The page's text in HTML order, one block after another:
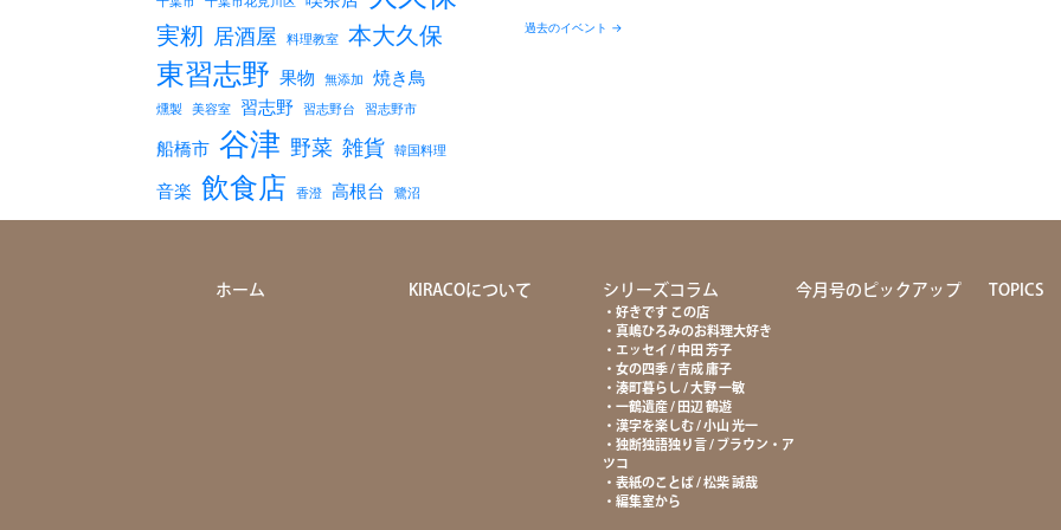
過去のイベント →
実籾 居酒屋 料理教室 本大久保
東習志野 果物 無添加 焼き鳥
燻製 美容室 習志野 習志野台 習志野市
船橋市 谷津 野菜 雑貨 韓国料理
音楽 飲食店 香澄 高根台 鷺沼
ホーム KIRACOについて シリーズコラム
好きです この店
真嶋ひろみのお料理大好き
エッセイ / 中田 芳子
女の四季 / 吉成 庸子
湊町暮らし / 大野 一敏
一鶴遺産 / 田辺 鶴遊
漢字を楽しむ / 小山 光一
独断独語独り言 / ブラウン・ア
ツコ
表紙のことば / 松柴 誠哉
編集室から
今月号のピックアップ TOPICS